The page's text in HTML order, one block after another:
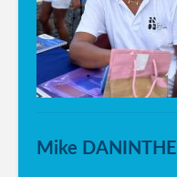
Mike DANINTHE